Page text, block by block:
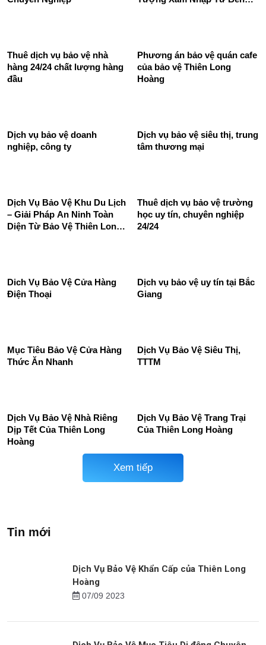
SBC
Thuê Dịch Vụ Bảo Vệ Khu
Công Nghiệp 24/24 Tốt
Chuyên Nghiệp
Dịch Vụ Bảo Vệ Cửa Hàng –
Phương Án Đối Phó Với Đối
Tượng Xâm Nhập Từ Bên
Thuê dịch vụ bảo vệ nhà
hàng 24/24 chất lượng hàng
Phương án bảo vệ quán cafe
của bảo vệ Thiên Long
Dịch vụ bảo vệ doanh
nghiệp, công ty
Dịch vụ bảo vệ siêu thị, trung
tâm thương mại
Dịch Vụ Bảo Vệ Khu Du Lịch
– Giải Pháp An Ninh Toàn
Thuê dịch vụ bảo vệ trường
học uy tín, chuyên nghiệp
Dich Vụ Bảo Vệ Cửa Hàng
Dịch vụ bảo vệ uy tín tại Bắc
Mục Tiêu Bảo Vệ Cửa Hàng
Thức Ăn Nhanh
Dịch Vụ Bảo Vệ Siêu Thị,
Hoàng
Tin mới